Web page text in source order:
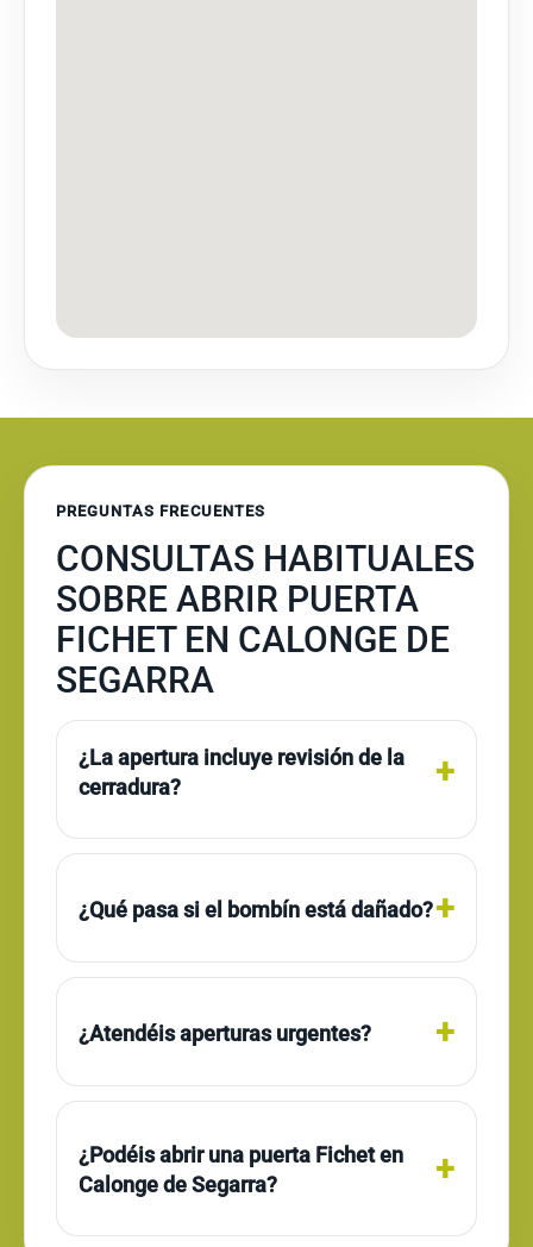
PREGUNTAS FRECUENTES
CONSULTAS HABITUALES
SOBRE ABRIR PUERTA
FICHET EN CALONGE DE
SEGARRA
¿La apertura incluye revisión de la
cerradura?
¿Qué pasa si el bombín está dañado?
¿Atendéis aperturas urgentes?
¿Podéis abrir una puerta Fichet en
Calonge de Segarra?